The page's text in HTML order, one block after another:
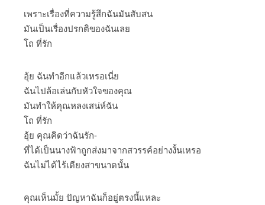
เพราะเรื่องที่ความรู้สึกฉันมันสับสน
มันเป็นเรื่องปรกติของฉันเลย
โถ ที่รัก
อุ้ย ฉันทำอีกแล้วเหรอเนี่ย
ฉันไปล้อเล่นกับหัวใจของคุณ
มันทำให้คุณหลงเสน่ห์ฉัน
โถ ที่รัก
อุ้ย คุณคิดว่าฉันรัก-
ที่ได้เป็นนางฟ้าถูกส่งมาจากสวรรค์อย่างงั้นเหรอ
ฉันไม่ได้ไร้เดียงสาขนาดนั้น
คุณเห็นมั้ย ปัญหาฉันก็อยู่ตรงนี้แหละ